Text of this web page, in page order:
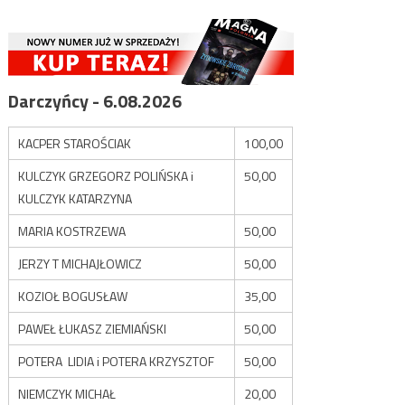
Darczyńcy - 6.08.2026
KACPER STAROŚCIAK
100,00
KULCZYK GRZEGORZ POLIŃSKA i
KULCZYK KATARZYNA
50,00
MARIA KOSTRZEWA
50,00
JERZY T MICHAJŁOWICZ
50,00
KOZIOŁ BOGUSŁAW
35,00
PAWEŁ ŁUKASZ ZIEMIAŃSKI
50,00
POTERA LIDIA i POTERA KRZYSZTOF
50,00
NIEMCZYK MICHAŁ
20,00